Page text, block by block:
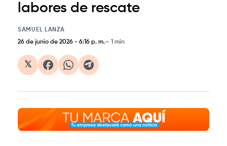
labores de rescate
SAMUEL LANZA
26 de junio de 2026 - 6:16 p. m. 1 min
𝕏